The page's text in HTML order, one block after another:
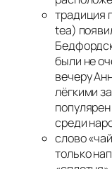
традиция
tea)
были не
вечеру
лёгкими
среди
слово
только